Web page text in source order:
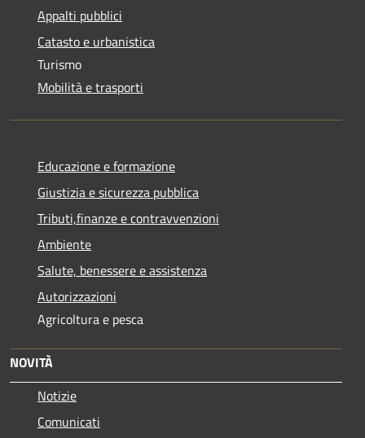
Appalti pubblici
Catasto e urbanistica
Turismo
Mobilità e trasporti
Educazione e formazione
Giustizia e sicurezza pubblica
Tributi,finanze e contravvenzioni
Ambiente
Salute, benessere e assistenza
Autorizzazioni
Agricoltura e pesca
NOVITÀ
Notizie
Comunicati